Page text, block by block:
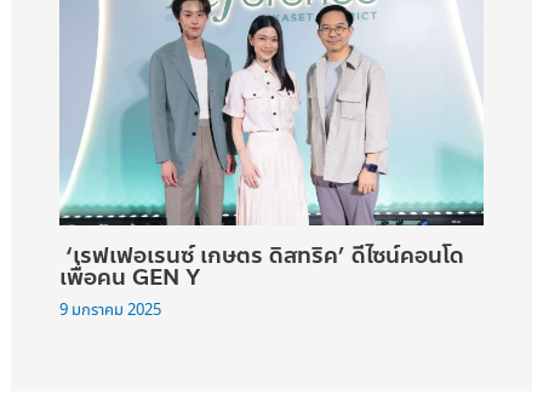
‘เรฟเฟอเรนซ์ เกษตร ดิสทริค’ ดีไซน์คอนโด
เพื่อคน GEN Y
9 มกราคม 2025